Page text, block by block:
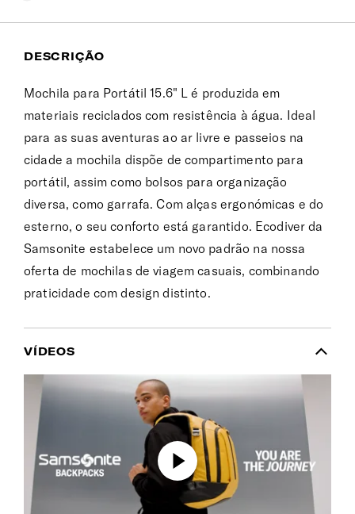
DESCRIÇÃO
Mochila para Portátil 15.6" L é produzida em
materiais reciclados com resistência à água. Ideal
para as suas aventuras ao ar livre e passeios na
cidade a mochila dispõe de compartimento para
portátil, assim como bolsos para organização
diversa, como garrafa. Com alças ergonómicas e do
esterno, o seu conforto está garantido. Ecodiver da
Samsonite estabelece um novo padrão na nossa
oferta de mochilas de viagem casuais, combinando
praticidade com design distinto.
VÍDEOS